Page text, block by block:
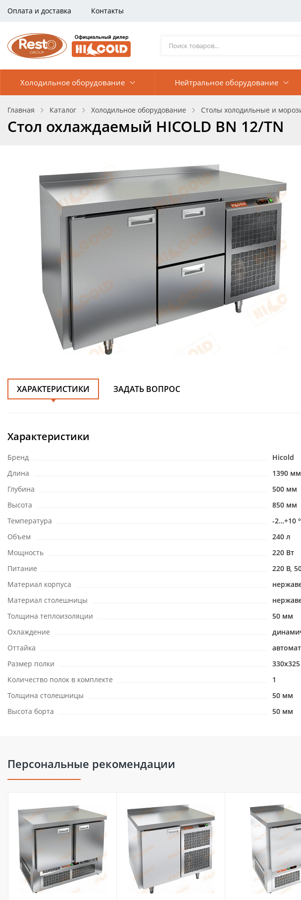
Оплата и доставка Контакты
Холодильное оборудование Нейтральное оборудование
Главная Каталог Холодильное оборудование Столы холодильные и
Стол охлаждаемый HICOLD BN 12/TN
ХАРАКТЕРИСТИКИ ЗАДАТЬ ВОПРОС
Характеристики
Бренд
Hicold
Длина
1390 мм
Глубина
500 мм
Высота
850 мм
Температура
-2…+10
Объем
240 л
Мощность
220 Вт
Питание
220 В,
Материал корпуса
Материал столешницы
Толщина теплоизоляции
50 мм
Охлаждение
Оттайка
Размер полки
Количество полок в комплекте
1
Толщина столешницы
50 мм
Высота борта
50 мм
Персональные рекомендации